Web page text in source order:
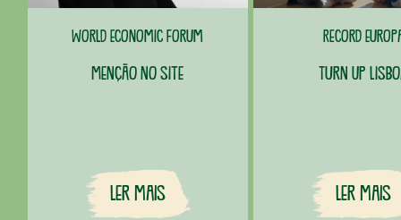
World Economic Forum
Menção no site
Ler Mais
Record
Turn Up
Ler Mais